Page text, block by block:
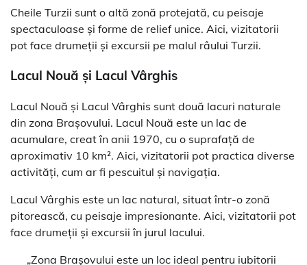
Cheile Turzii sunt o altă zonă protejată, cu peisaje
spectaculoase și forme de relief unice. Aici, vizitatorii
pot face drumeții și excursii pe malul râului Turzii.
Lacul Nouă și Lacul Vârghis
Lacul Nouă și Lacul Vârghis sunt două lacuri naturale
din zona Brașovului. Lacul Nouă este un lac de
acumulare, creat în anii 1970, cu o suprafață de
aproximativ 10 km². Aici, vizitatorii pot practica diverse
activități, cum ar fi pescuitul și navigația.
Lacul Vârghis este un lac natural, situat într-o zonă
pitorească, cu peisaje impresionante. Aici, vizitatorii pot
face drumeții și excursii în jurul lacului.
„Zona Brașovului este un loc ideal pentru iubitorii